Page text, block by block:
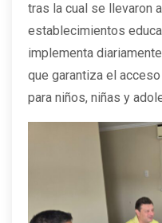
tras la cual se llevaron
establecimientos
implementa
que garantiza el
para niños, niñas y